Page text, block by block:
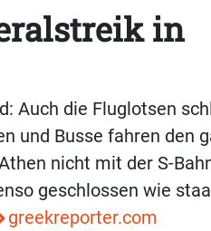
in
Auch die Fluglotsen
und Busse fahren den
nicht mit der S-
geschlossen wie
greekreporter.com